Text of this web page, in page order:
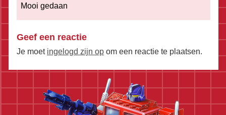
Mooi gedaan
Geef een reactie
Je moet ingelogd zijn op om een reactie te plaatsen.